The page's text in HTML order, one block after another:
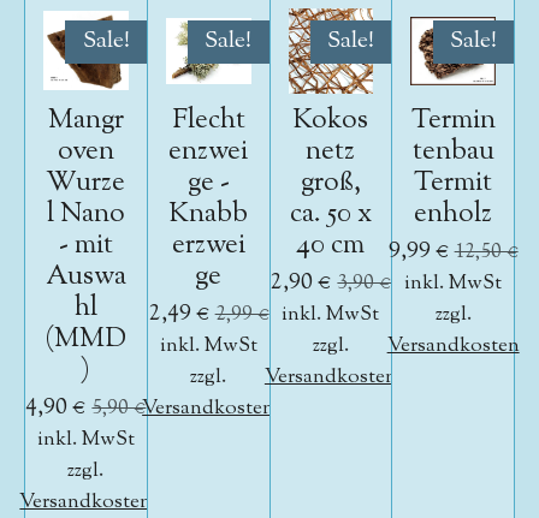
Sale!
Mangr
oven
Wurze
l Nano
- mit
Auswa
hl
(MMD
)
4,90 € 5,90 €
inkl. MwSt
zzgl.
Versandkosten
Sale!
Flecht
enzwei
ge -
Knabb
erzwei
ge
2,49 €2,99 €
inkl. MwSt
zzgl.
Versandkosten
Sale!
Kokos
netz
groß,
ca. 50 x
40 cm
2,90 € 3,90 €
inkl. MwSt
zzgl.
Versandkosten
Sale!
Termin
tenbau
Termit
enholz
9,99 €12,50 €
inkl. MwSt
zzgl.
Versandkosten